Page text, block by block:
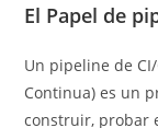
El Papel de
Un pipeline de
Continua) es un
construir, probar